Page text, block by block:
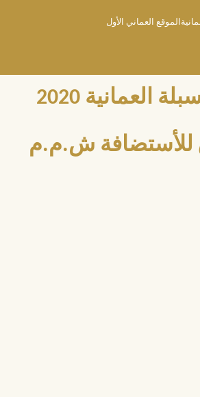
العماني الأول
2020
للأستضافة ش.م.م